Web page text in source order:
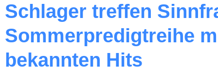
Schlager treffen
Sommerpredigtreihe
bekannten Hits